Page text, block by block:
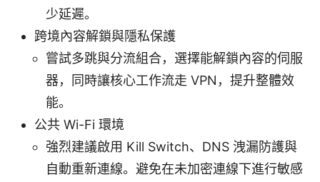
少延遲。
跨境內容解鎖與隱私保護
嘗試多跳與分流組合，選擇能解鎖內容的伺服
器，同時讓核心工作流走 VPN，提升整體效
能。
公共 Wi-Fi 環境
強烈建議啟用 Kill Switch、DNS 洩漏防護與
自動重新連線。避免在未加密連線下進行敏感